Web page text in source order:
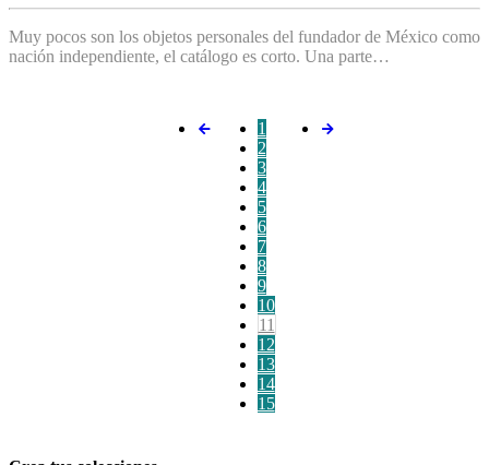
Muy pocos son los objetos personales del fundador de México como
nación independiente, el catálogo es corto. Una parte…
1
2
3
4
5
6
7
8
9
10
11
12
13
14
15